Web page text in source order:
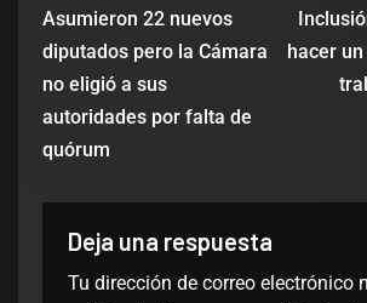
Asumieron 22 nuevos
diputados pero la Cámara
no eligió a sus
autoridades por falta de
quórum
hacer
Deja una respuesta
Tu dirección de correo electrónico